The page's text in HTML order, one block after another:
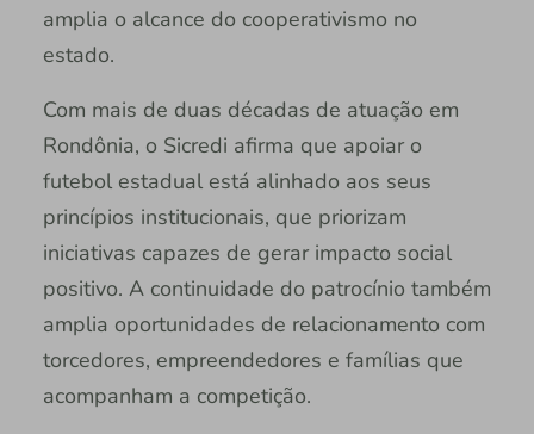
amplia o alcance do cooperativismo no
estado.
Com mais de duas décadas de atuação em
Rondônia, o Sicredi afirma que apoiar o
futebol estadual está alinhado aos seus
princípios institucionais, que priorizam
iniciativas capazes de gerar impacto social
positivo. A continuidade do patrocínio também
amplia oportunidades de relacionamento com
torcedores, empreendedores e famílias que
acompanham a competição.